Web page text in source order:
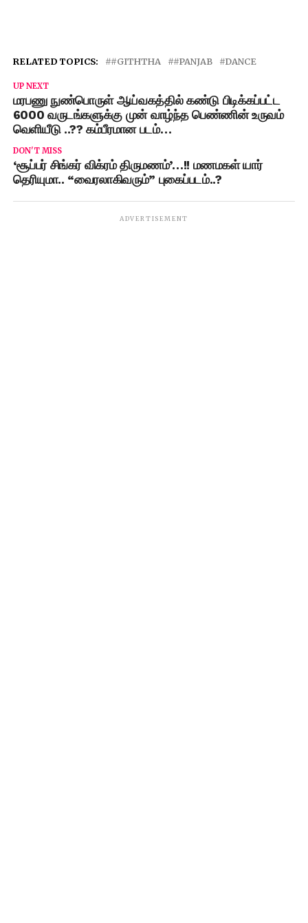
RELATED TOPICS: #GITHTHA #PANJAB DANCE
UP NEXT
மரபணு நுண்பொருள் ஆய்வகத்தில் கண்டு பிடிக்கப்பட்ட
6000 வருடங்களுக்கு முன் வாழ்ந்த பெண்ணின் உருவம்
வெளியீடு ..?? கம்பீரமான படம்…
DON'T MISS
‘சூப்பர் சிங்கர் விக்ரம் திருமணம்’…!! மணமகள் யார்
தெரியுமா.. “வைரலாகிவரும்” புகைப்படம்..?
ADVERTISEMENT